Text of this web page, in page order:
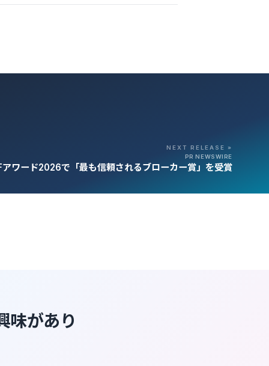
NEXT RELEASE »
PR NEWSWIRE
ワード2026で「最も信頼されるブローカー賞」を受賞
味があり